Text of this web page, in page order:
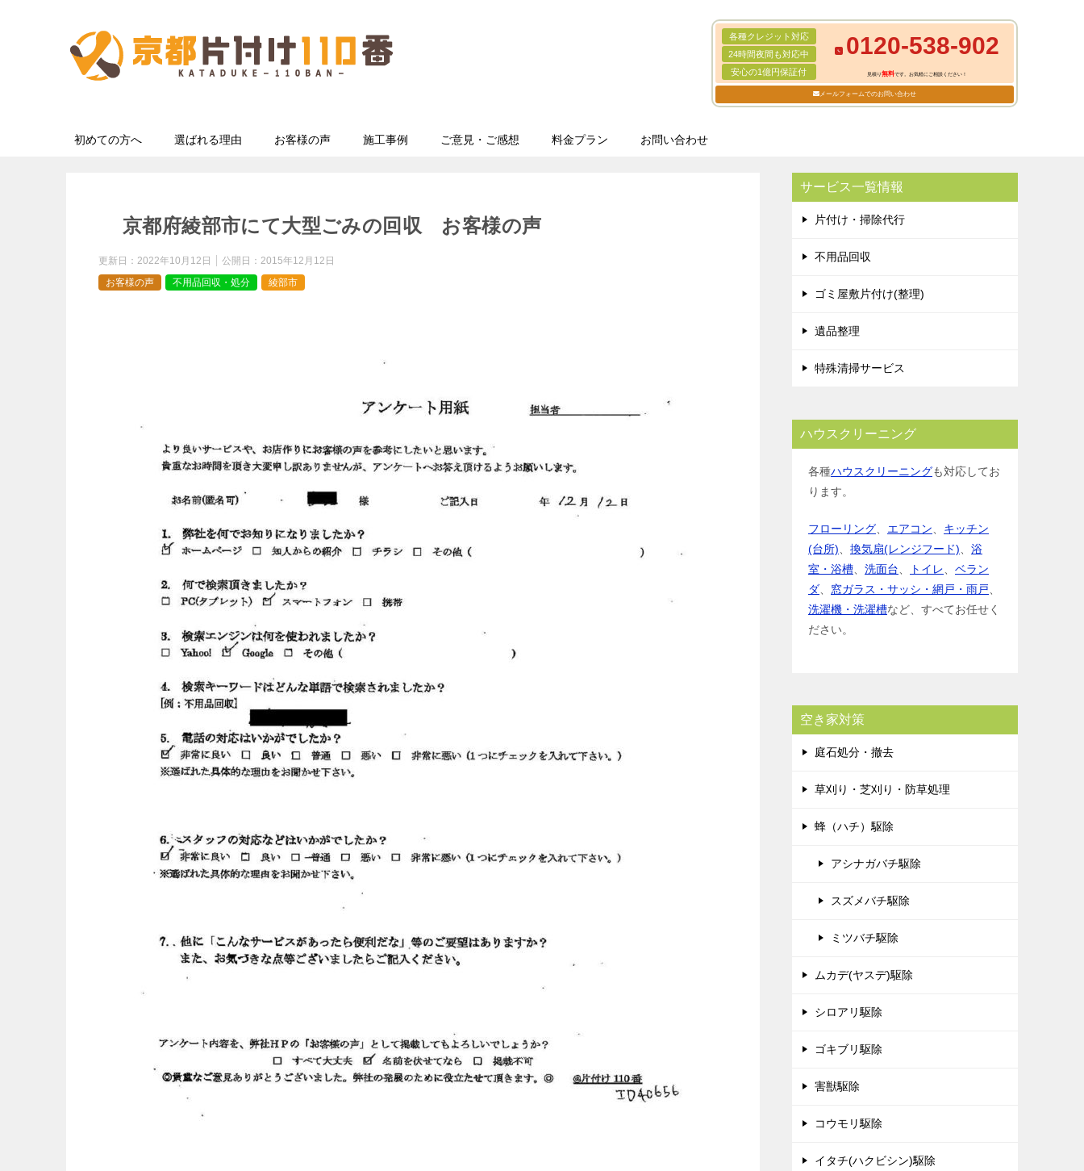
各種クレジット対応
24時間夜間も対応中
安心の1億円保証付
0120-538-902
見積り無料です。お気軽にご相談ください！
メールフォームでのお問い合わせ
初めての方へ 選ばれる理由 お客様の声 施工事例 ご意見・ご感想 料金プラン お問い合わせ
京都府綾部市にて大型ごみの回収 お客様の声
更新日： 2022年10月12日 公開日： 2015年12月12日
お客様の声
不用品回収・処分 綾部市
サービス一覧情報
片付け・掃除代行
不用品回収
ゴミ屋敷片付け(整理)
遺品整理
特殊清掃サービス
ハウスクリーニング
各種ハウスクリーニングも対応してお
ります。
フローリング エアコン
キッチン
(台所)
換気扇(レンジフード)
浴
室・浴槽
洗面台 トイレ
ベラン
ダ
窓ガラス・サッシ・網戸・雨戸
洗濯機・洗濯槽など、すべてお任せく
ださい。
空き家対策
庭石処分・撤去
草刈り・芝刈り・防草処理
蜂（ハチ）駆除
アシナガバチ駆除
スズメバチ駆除
ミツバチ駆除
ムカデ(ヤスデ)駆除
シロアリ駆除
ゴキブリ駆除
害獣駆除
コウモリ駆除
イタチ(ハクビシン)駆除